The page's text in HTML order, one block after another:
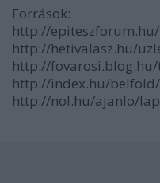
Források:
http://
http://hetivalasz.hu/
http://
http://index.hu/
http://nol.hu/ajanlo/